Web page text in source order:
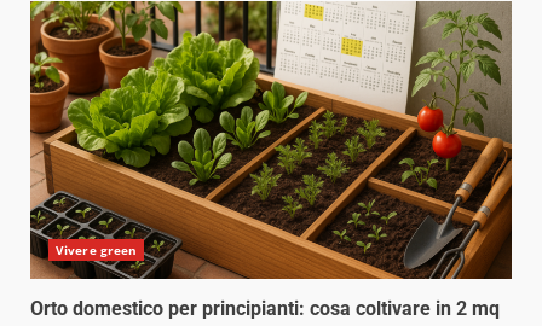
Vivere green
Orto domestico per principianti: cosa coltivare in 2 mq